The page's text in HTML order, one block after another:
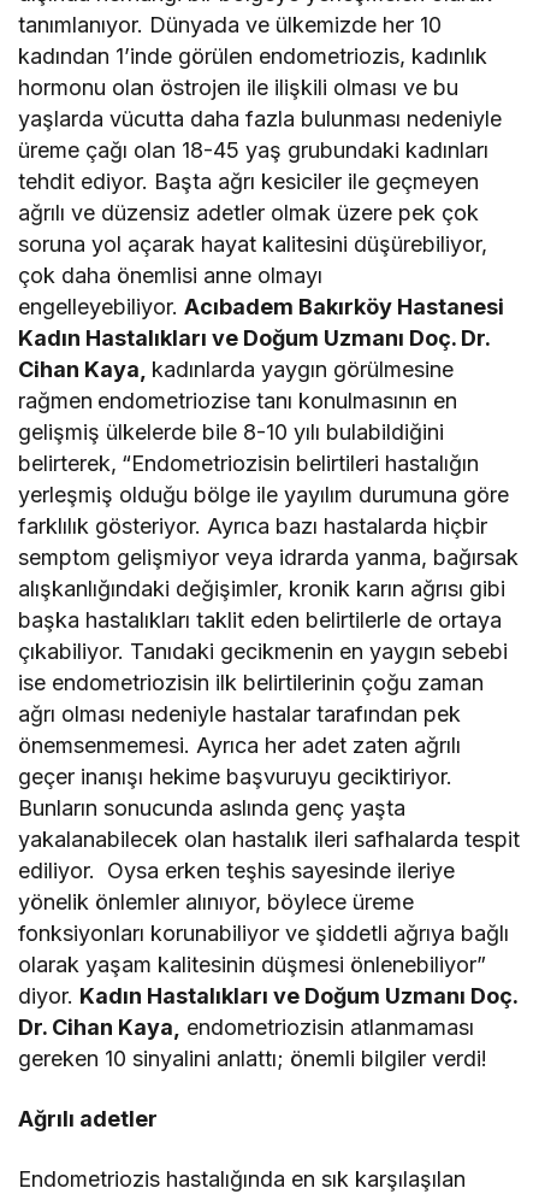
tanımlanıyor. Dünyada ve ülkemizde her 10
kadından 1’inde görülen endometriozis, kadınlık
hormonu olan östrojen ile ilişkili olması ve bu
yaşlarda vücutta daha fazla bulunması nedeniyle
üreme çağı olan 18-45 yaş grubundaki kadınları
tehdit ediyor. Başta ağrı kesiciler ile geçmeyen
ağrılı ve düzensiz adetler olmak üzere pek çok
soruna yol açarak hayat kalitesini düşürebiliyor,
çok daha önemlisi anne olmayı
engelleyebiliyor.Acıbadem Bakırköy Hastanesi
Kadın Hastalıkları ve Doğum Uzmanı Doç. Dr.
Cihan Kaya, kadınlarda yaygın görülmesine
rağmen endometriozise tanı konulmasının en
gelişmiş ülkelerde bile 8-10 yılı bulabildiğini
belirterek, “Endometriozisin belirtileri hastalığın
yerleşmiş olduğu bölge ile yayılım durumuna göre
farklılık gösteriyor. Ayrıca bazı hastalarda hiçbir
semptom gelişmiyor veya idrarda yanma, bağırsak
alışkanlığındaki değişimler, kronik karın ağrısı gibi
başka hastalıkları taklit eden belirtilerle de ortaya
çıkabiliyor. Tanıdaki gecikmenin en yaygın sebebi
ise endometriozisin ilk belirtilerinin çoğu zaman
ağrı olması nedeniyle hastalar tarafından pek
önemsenmemesi. Ayrıca her adet zaten ağrılı
geçer inanışı hekime başvuruyu geciktiriyor.
Bunların sonucunda aslında genç yaşta
yakalanabilecek olan hastalık ileri safhalarda tespit
ediliyor. Oysa erken teşhis sayesinde ileriye
yönelik önlemler alınıyor, böylece üreme
fonksiyonları korunabiliyor ve şiddetli ağrıya bağlı
olarak yaşam kalitesinin düşmesi önlenebiliyor”
diyor. Kadın Hastalıkları ve Doğum Uzmanı Doç.
Dr. Cihan Kaya,
endometriozisin atlanmaması
gereken 10 sinyalini anlattı; önemli bilgiler verdi!
Ağrılı adetler
Endometriozis hastalığında en sık karşılaşılan